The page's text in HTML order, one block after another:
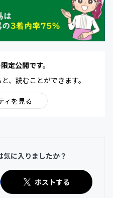
定公開です。
、読むことができます。
ィを見る
気に入りましたか？
ポストする